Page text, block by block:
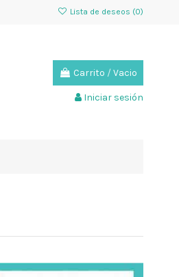
Lista de deseos (0)
Carrito /Vacio
Iniciar sesión